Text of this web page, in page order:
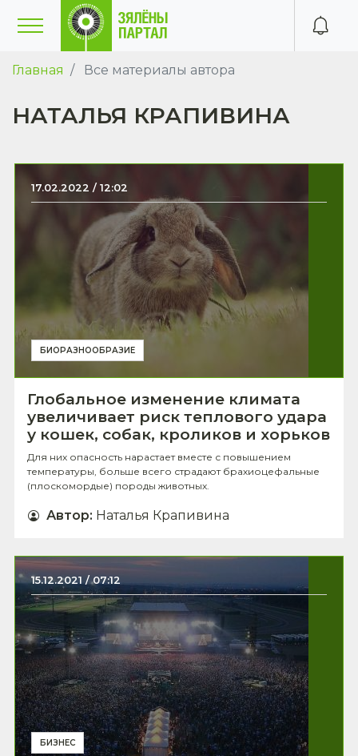
Главная Все материалы автора
НАТАЛЬЯ КРАПИВИНА
17.02.2022 / 12:02
БИОРАЗНООБРАЗИЕ
Глобальное изменение климата
увеличивает риск теплового удара
у кошек, собак, кроликов и хорьков
Для них опасность нарастает вместе с повышением
температуры, больше всего страдают брахиоцефальные
(плоскомордые) породы животных.
Автор: Наталья Крапивина
15.12.2021 / 07:12
БИЗНЕС